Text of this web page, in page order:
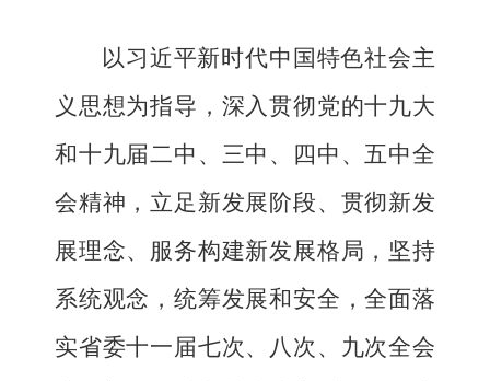
以习近平新时代中国特色社会主
义思想为指导，深入贯彻党的十九大
和十九届二中、三中、四中、五中全
会精神，立足新发展阶段、贯彻新发
展理念、服务构建新发展格局，坚持
系统观念，统筹发展和安全，全面落
实省委十一届七次、八次、九次全会